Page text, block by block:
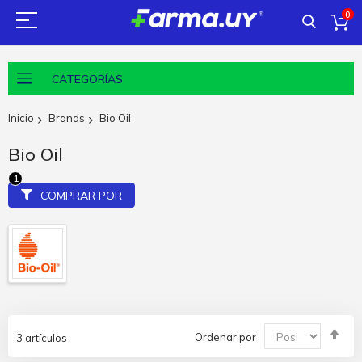
0
CATEGORÍAS
Inicio Brands Bio Oil
Bio Oil
3 artículos Ordenar por
COMPRAR POR